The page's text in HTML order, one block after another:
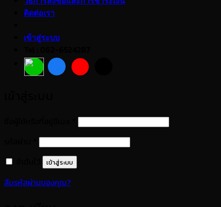
ติดต่อเรา
เข้าสู่ระบบ
ต้องการ
ต้องการ
เข้าสู่ระบบ
ลืมรหัสผ่านของคุณ?